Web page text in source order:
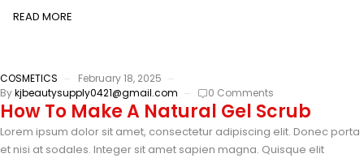
READ MORE
COSMETICS
February 18, 2025
Bykjbeautysupply0421@gmail.com 0 Comments
How To Make A Natural Gel Scrub
Lorem ipsum dolor sit amet, consectetur adipiscing elit. Donec porta
et nisi at sodales. Integer sit amet sapien magna. Quisque elit